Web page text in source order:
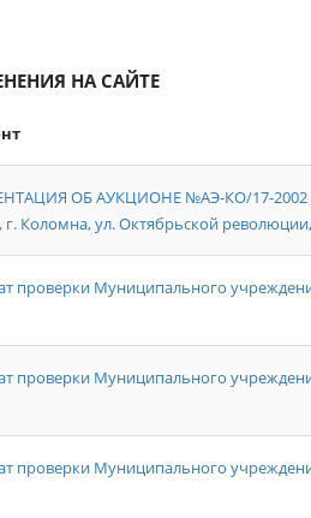
НА САЙТЕ
ОБ АУКЦИОНЕ №АЭ-КО/17-2002
г. Коломна, ул. Октябрьской
проверки Муниципального
проверки Муниципального
проверки Муниципального